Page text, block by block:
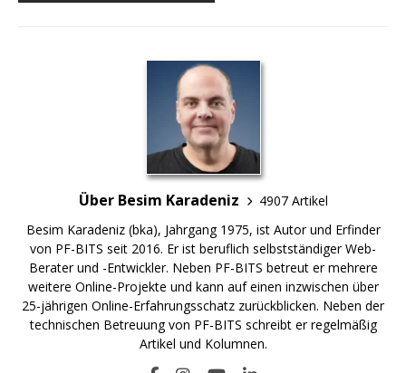
Über Besim Karadeniz
4907 Artikel
Besim Karadeniz (bka), Jahrgang 1975, ist Autor und Erfinder
von PF-BITS seit 2016. Er ist beruflich selbstständiger Web-
Berater und -Entwickler. Neben PF-BITS betreut er mehrere
weitere Online-Projekte und kann auf einen inzwischen über
25-jährigen Online-Erfahrungsschatz zurückblicken. Neben der
technischen Betreuung von PF-BITS schreibt er regelmäßig
Artikel und Kolumnen.